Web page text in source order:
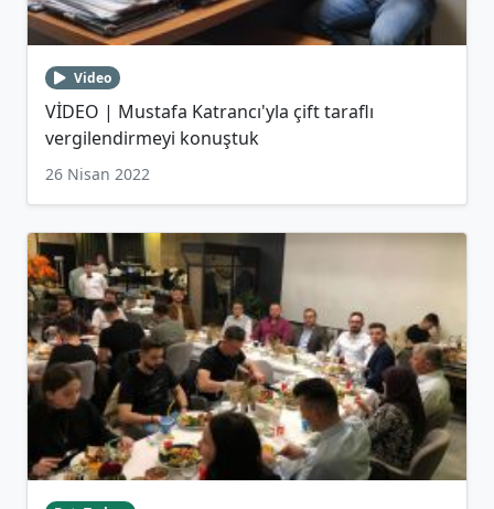
Video
VİDEO | Mustafa Katrancı'yla çift taraflı
vergilendirmeyi konuştuk
26 Nisan 2022